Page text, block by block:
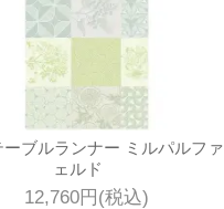
ーブルランナー ミルパルフ
ェルド
12,760円(税込)